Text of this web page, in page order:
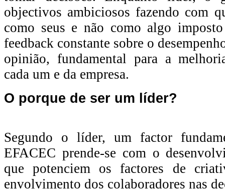
objectivos ambiciosos fazendo com
como seus e não como algo
feedback constante sobre o
opinião, fundamental para a
cada um e da empresa.
O porque de ser um líder?
Segundo o líder, um factor
EFACEC prende-se com o
que potenciem os factores de
envolvimento dos colaboradores nas